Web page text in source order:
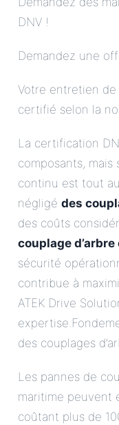
DNV !
Demandez une
Votre entretien de
certifié selon la
La certification
composants, mais
continu est tout
négligé des
des coûts
couplage
sécurité
contribue à
ATEK Drive
des couplages
Les pannes de
maritime peuvent
coûtant plus de